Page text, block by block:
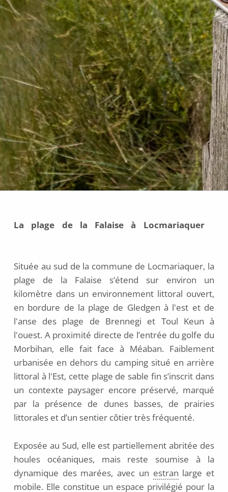
La plage de la Falaise à Locmariaquer-
Située au sud de la commune de Locmariaquer, la
plage de la Falaise s’étend sur environ un
kilomètre dans un environnement littoral ouvert,
en bordure de la plage de Gledgen à l'est et de
l'anse des plage de Brennegi et Toul Keun à
l'ouest. A proximité directe de l’entrée du golfe du
Morbihan, elle fait face à Méaban. Faiblement
urbanisée en dehors du camping situé en arrière
littoral à l'Est, cette plage de sable fin s’inscrit dans
un contexte paysager encore préservé, marqué
par la présence de dunes basses, de prairies
littorales et d’un sentier côtier très fréquenté.
Exposée au Sud, elle est partiellement abritée des
houles océaniques, mais reste soumise à la
dynamique des marées, avec un estran large et
mobile. Elle constitue un espace privilégié pour la